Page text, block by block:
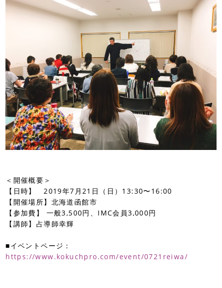
＜開催概要＞
【日時】 2019年7月21日（日）13:30〜16:00
【開催場所】北海道函館市
【参加費】 一般3,500円、IMC会員3,000円
【講師】占導師幸輝
■イベントページ：
https://www.kokuchpro.com/event/0721reiwa/